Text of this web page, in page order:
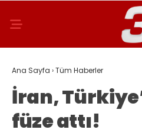
Ana Sayfa ›Tüm Haberler
İran,
füze attı!